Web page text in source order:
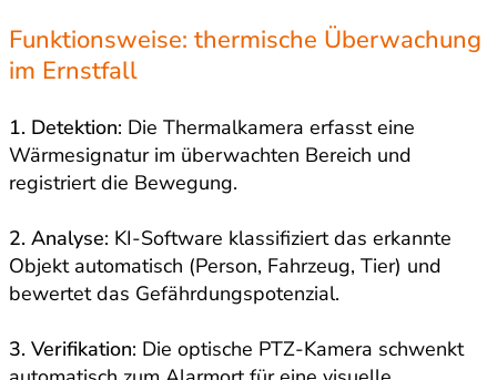
Funktionsweise: thermische Überwachung
im Ernstfall
1. Detektion: Die Thermalkamera erfasst eine
Wärmesignatur im überwachten Bereich und
registriert die Bewegung.
2. Analyse: KI-Software klassifiziert das erkannte
Objekt automatisch (Person, Fahrzeug, Tier) und
bewertet das Gefährdungspotenzial.
3. Verifikation: Die optische PTZ-Kamera schwenkt